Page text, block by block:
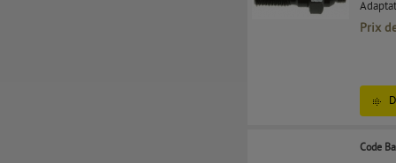
Prix
Code